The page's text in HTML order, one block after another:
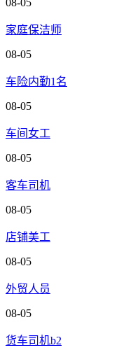
08-05
家庭保洁师
08-05
车险内勤1名
08-05
车间女工
08-05
客车司机
08-05
店铺美工
08-05
外贸人员
08-05
货车司机b2